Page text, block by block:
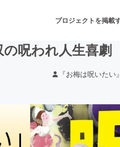
プロジェクトを掲載
音楽
呪われ人生喜
『お梅は呪いたい